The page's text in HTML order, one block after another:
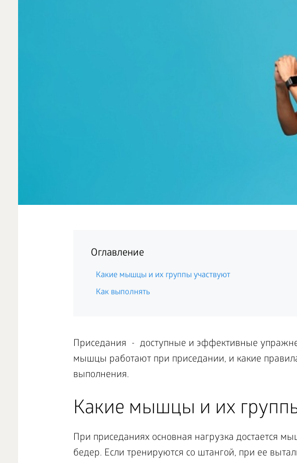
Оглавление
Какие мышцы и их группы участвуют
Как выполнять
Приседания - доступные и эффективные
мышцы работают при приседании, и какие
выполнения.
Какие мышцы и их
При приседаниях основная нагрузка достается
бедер. Если тренируются со штангой, при ее